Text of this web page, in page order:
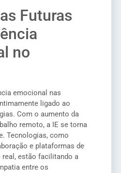
Futuras
no
emocional nas
ligado ao
Com o aumento da
remoto, a IE se torna
Tecnologias, como
e plataformas de
estão facilitando a
entre os